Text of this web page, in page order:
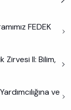
FEDEK
Zirvesi II: Bilim,
ve